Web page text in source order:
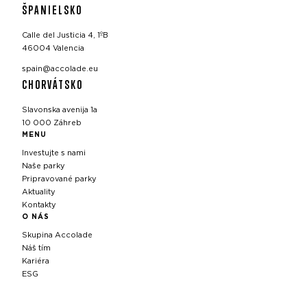
ŠPANIELSKO
Calle del Justicia 4, 1ºB
46004 Valencia
spain@accolade.eu
CHORVÁTSKO
Slavonska avenija 1a
10 000 Záhreb
MENU
Investujte s nami
Naše parky
Pripravované parky
Aktuality
Kontakty
O NÁS
Skupina Accolade
Náš tím
Kariéra
ESG